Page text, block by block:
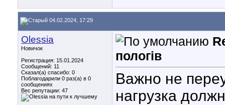
04.02.2024, 17:29
Olessia
Новичок
Регистрация: 15.01.2024
Сообщений: 11
Сказал(а) спасибо: 0
Поблагодарили 0 раз(а) в 0
сообщениях
Вес репутации: 47
пологів
Важно не
нагрузка